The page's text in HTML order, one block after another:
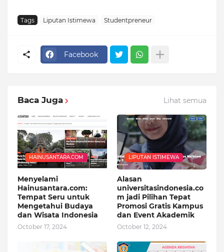
Tags Liputan Istimewa Studentpreneur
Facebook
Baca Juga Lihat semua
HAINUSANTARA.COM
Menyelami
Hainusantara.com:
Tempat Seru untuk
Mengetahui Budaya
dan Wisata Indonesia
October 17, 2024
LIPUTAN ISTIMEWA
Alasan
universitasindonesia.co
m jadi Pilihan Tepat
Promosi Gratis Kampus
dan Event Akademik
October 12, 2024